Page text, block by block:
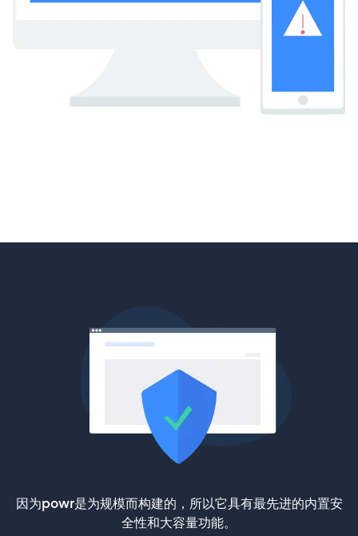
因为powr是为规模而构建的，所以它具有最先进的内置安
全性和大容量功能。